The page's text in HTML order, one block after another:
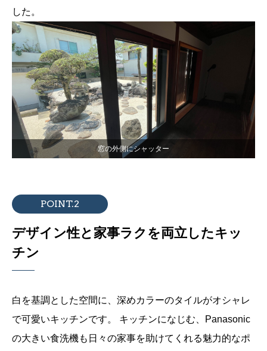
した。
窓の外側にシャッター
POINT.2
デザイン性と家事ラクを両立したキッ
チン
白を基調とした空間に、深めカラーのタイルがオシャレ
で可愛いキッチンです。
キッチンになじむ、Panasonic
の大きい食洗機も日々の家事を助けてくれる魅力的なポ